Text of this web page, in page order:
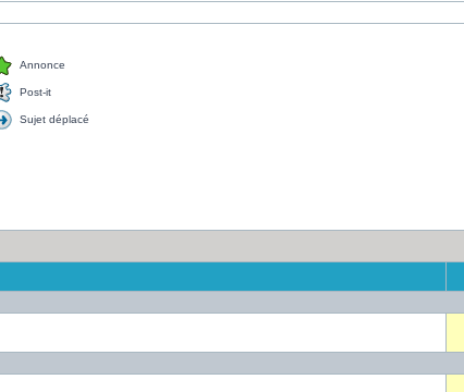
Annonce
Post-it
Sujet déplacé